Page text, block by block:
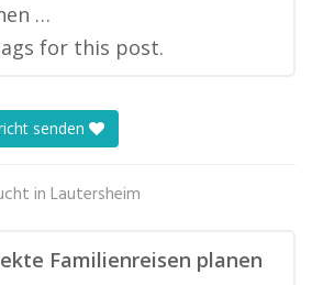
…
for this post.
senden
in Lautersheim
Familienreisen planen